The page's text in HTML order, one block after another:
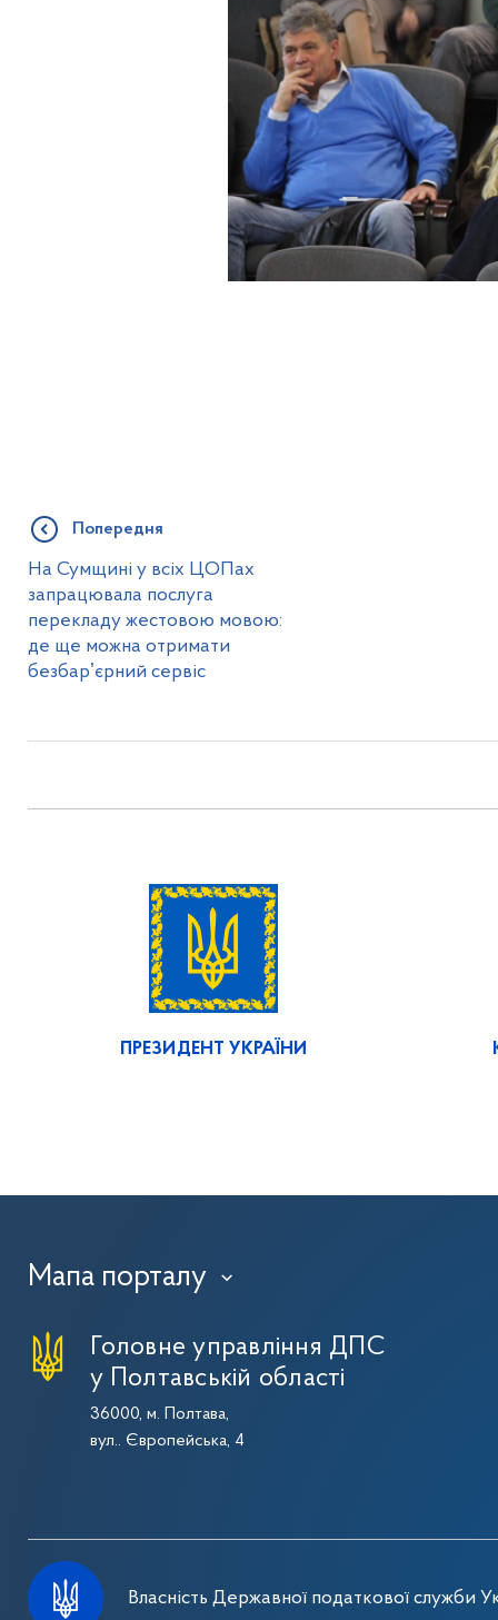
Попередня
На Сумщині у всіх ЦОПах
запрацювала послуга
перекладу жестовою мовою:
де ще можна отримати
безбарʼєрний сервіс
ПРЕЗИДЕНТ УКРАЇНИ
Мапа порталу ›
Головне управління ДПС
у Полтавській області
36000, м. Полтава,
вул.. Європейська, 4
Власність Державної податкової служби